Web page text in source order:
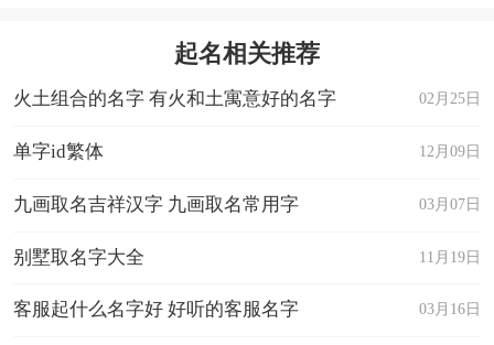
起名相关推荐
02月25日
火土组合的名字 有火和土寓意好的名字
12月09日
单字id繁体
03月07日
九画取名吉祥汉字 九画取名常用字
11月19日
别墅取名字大全
03月16日
客服起什么名字好 好听的客服名字